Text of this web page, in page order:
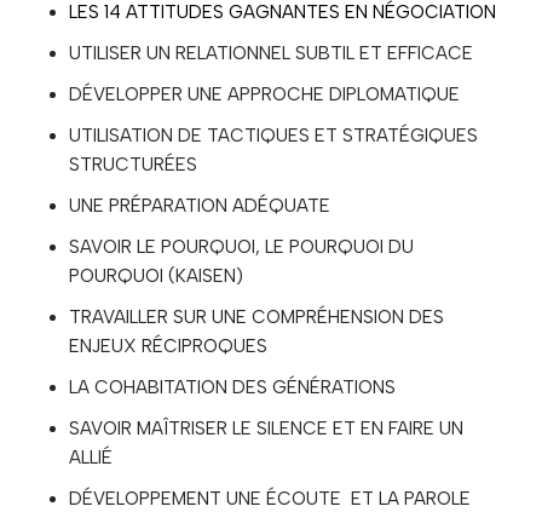
LES 14 ATTITUDES GAGNANTES EN NÉGOCIATION
UTILISER UN RELATIONNEL SUBTIL ET EFFICACE
DÉVELOPPER UNE APPROCHE DIPLOMATIQUE
UTILISATION DE TACTIQUES ET STRATÉGIQUES
STRUCTURÉES
UNE PRÉPARATION ADÉQUATE
SAVOIR LE POURQUOI, LE POURQUOI DU
POURQUOI (KAISEN)
TRAVAILLER SUR UNE COMPRÉHENSION DES
ENJEUX RÉCIPROQUES
LA COHABITATION DES GÉNÉRATIONS
SAVOIR MAÎTRISER LE SILENCE ET EN FAIRE UN
ALLIÉ
DÉVELOPPEMENT UNE ÉCOUTE ET LA PAROLE